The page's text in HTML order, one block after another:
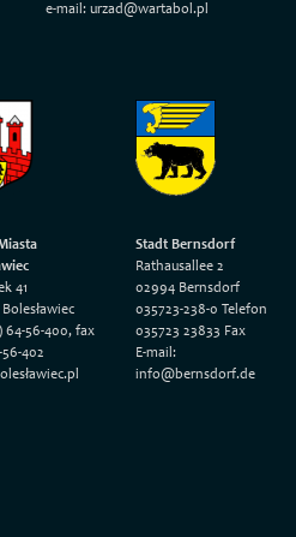
e-mail: urzad@wartabol.pl
41
64-56-400, fax
402
Stadt Bernsdorf
Rathausallee 2
02994 Bernsdorf
035723-238-0 Telefon
035723 23833 Fax
E-mail:
info@bernsdorf.de